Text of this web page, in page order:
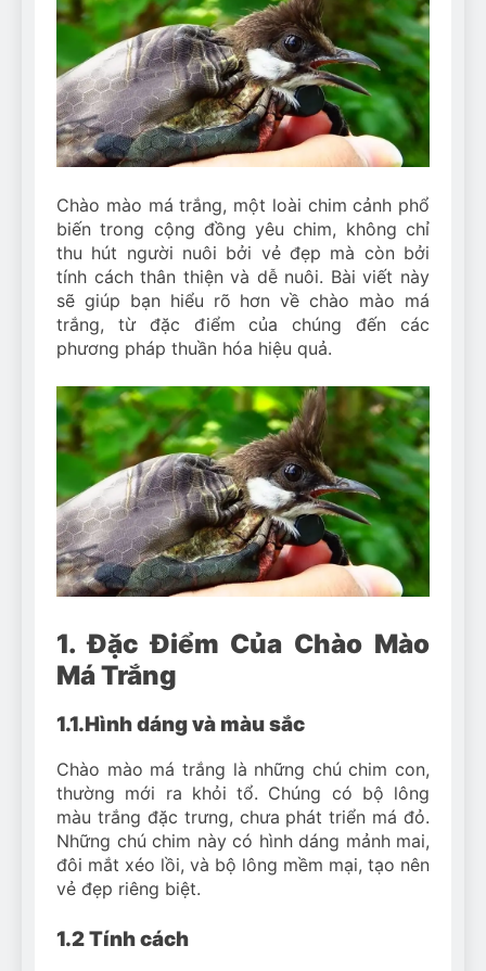
Can Bulldogs Play Fetch?
And How to Train Them!
7 Năm Ago
How Often Do I Need to
Groom My Bulldog
7 Năm Ago
Chào mào má trắng, một loài chim cảnh phổ
biến trong cộng đồng yêu chim, không chỉ
thu hút người nuôi bởi vẻ đẹp mà còn bởi
tính cách thân thiện và dễ nuôi. Bài viết này
sẽ giúp bạn hiểu rõ hơn về chào mào má
trắng, từ đặc điểm của chúng đến các
phương pháp thuần hóa hiệu quả.
1. Đặc Điểm Của Chào Mào
Má Trắng
1.1.Hình dáng và màu sắc
Chào mào má trắng là những chú chim con,
thường mới ra khỏi tổ. Chúng có bộ lông
màu trắng đặc trưng, chưa phát triển má đỏ.
Những chú chim này có hình dáng mảnh mai,
đôi mắt xéo lồi, và bộ lông mềm mại, tạo nên
vẻ đẹp riêng biệt.
1.2 Tính cách